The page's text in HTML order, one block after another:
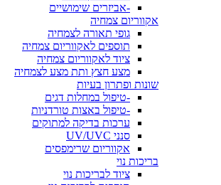
-אביזרים שימושיים
אקווריום צמחיה
גופי תאורה לצמחיה
תוספים לאקווריום צמחיה
ציוד לאקווריום צמחיה
מצע חצץ ותת מצע לצמחיה
שונות ופתרון בעיות
-טיפול במחלות דגים
-טיפול באצות טורדניות
ערכות בדיקה למתוקים
סנני UV/UVC
אקווריום שרימפסים
בריכות נוי
ציוד לבריכות נוי